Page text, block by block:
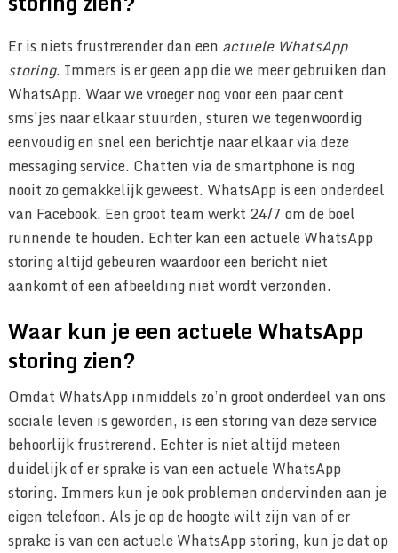
Er is niets frustrerender dan een actuele WhatsApp
storing. Immers is er geen app die we meer gebruiken dan
WhatsApp. Waar we vroeger nog voor een paar cent
sms’jes naar elkaar stuurden, sturen we tegenwoordig
eenvoudig en snel een berichtje naar elkaar via deze
messaging service. Chatten via de smartphone is nog
nooit zo gemakkelijk geweest. WhatsApp is een onderdeel
van Facebook. Een groot team werkt 24/7 om de boel
runnende te houden. Echter kan een actuele WhatsApp
storing altijd gebeuren waardoor een bericht niet
aankomt of een afbeelding niet wordt verzonden.
Waar kun je een actuele WhatsApp
storing zien?
Omdat WhatsApp inmiddels zo’n groot onderdeel van ons
sociale leven is geworden, is een storing van deze service
behoorlijk frustrerend. Echter is niet altijd meteen
duidelijk of er sprake is van een actuele WhatsApp
storing. Immers kun je ook problemen ondervinden aan je
eigen telefoon. Als je op de hoogte wilt zijn van of er
sprake is van een actuele WhatsApp storing, kun je dat op